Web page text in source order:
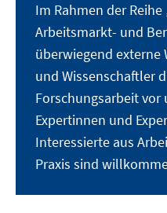
Im Rahmen der
Arbeitsmarkt- und
überwiegend externe
und Wissenschaftler
Forschungsarbeit
Expertinnen und
Interessierte aus
Praxis sind